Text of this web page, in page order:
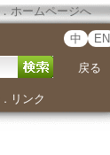
． ホームページへ
中 EN
戻る
． リンク